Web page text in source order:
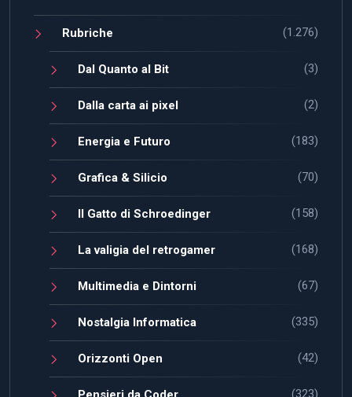
Rubriche (1.276)
Dal Quanto al Bit (3)
Dalla carta ai pixel (2)
Energia e Futuro (183)
Grafica & Silicio (70)
Il Gatto di Schroedinger (158)
La valigia del retrogamer (168)
Multimedia e Dintorni (67)
Nostalgia Informatica (335)
Orizzonti Open (42)
(323)